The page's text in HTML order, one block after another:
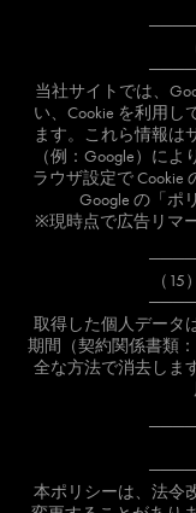
当社サイトでは、
い、Cookie を利用し
ます。これら情報は
（例：Google）に
ラウザ設定で Cookie
Google の「ポ
※現時点で広告リマ
（
取得した個人データ
期間（契約関係書類
全な方法で消去しま
本ポリシーは、法令